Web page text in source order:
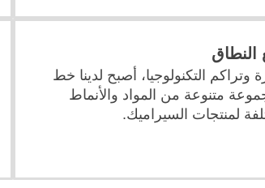
التكنولوجيا، أصبح لدينا خط
متنوعة من المواد والأنماط
لمنتجات السيراميك.